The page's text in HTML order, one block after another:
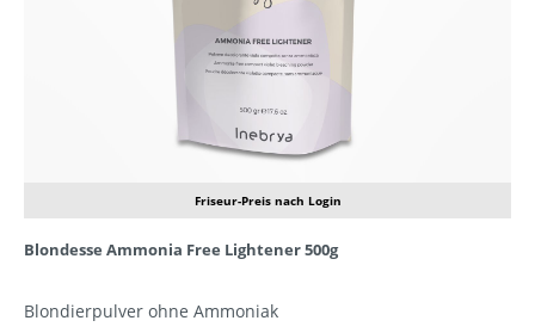
Friseur-Preis nach Login
Blondesse Ammonia Free Lightener 500g
Blondierpulver ohne Ammoniak